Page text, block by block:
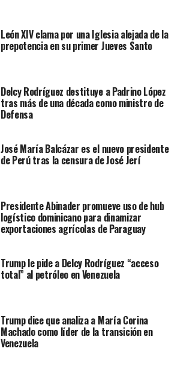
León XIV clama por una Iglesia alejada de la
prepotencia en su primer Jueves Santo
Delcy Rodríguez destituye a Padrino López
tras más de una década como ministro de
Defensa
José María Balcázar es el nuevo presidente
de Perú tras la censura de José Jerí
Presidente Abinader promueve uso de hub
logístico dominicano para dinamizar
exportaciones agrícolas de Paraguay
Trump le pide a Delcy Rodríguez “acceso
total” al petróleo en Venezuela
Trump dice que analiza a María Corina
Machado como líder de la transición en
Venezuela